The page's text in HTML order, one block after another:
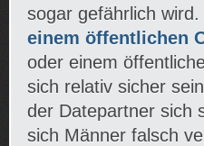
sogar gefährlich
einem öffentlichen
oder einem
sich relativ sicher
der Datepartner sich
sich Männer falsch